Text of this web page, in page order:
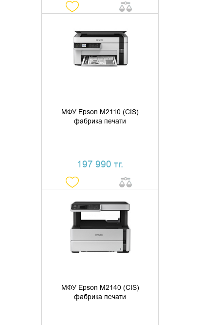
МФУ Epson M2110 (CIS)
фабрика печати
197 990 тг.
ДОБАВИТЬ В КОРЗИНУ
КУПИТЬ В 1 КЛИК
МФУ Epson M2140 (CIS)
фабрика печати
ДОБАВИТЬ В КОРЗИНУ
КУПИТЬ В 1 КЛИК